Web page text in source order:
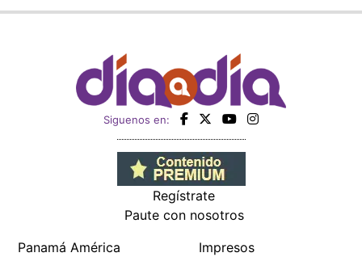
Siguenos en:
Regístrate
Paute con nosotros
Panamá América
Impresos